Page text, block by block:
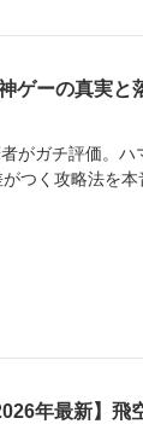
ゲーの真実と
がガチ評価。ハ
つく攻略法を本
年最新】